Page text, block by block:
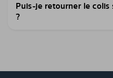
Puis-je retourner le colis
?